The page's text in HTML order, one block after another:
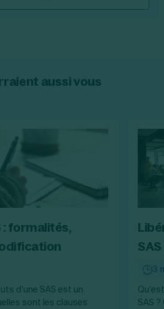
aussi vous
: formalités,
d’une SAS est un
sont les clauses
3
SAS